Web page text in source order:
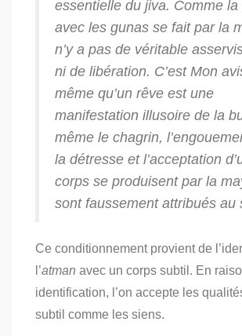
essentielle du jiva. Comme la
avec les gunas se fait par la
n’y a pas de véritable
ni de libération. C’est Mon
même qu’un rêve est une
manifestation illusoire de la
même le chagrin,
la détresse et l’acceptation
corps se produisent par la
sont faussement attribués au
Ce conditionnement provient de
l’atman avec un corps subtil. En
identification, l’on accepte les
subtil comme les siens.